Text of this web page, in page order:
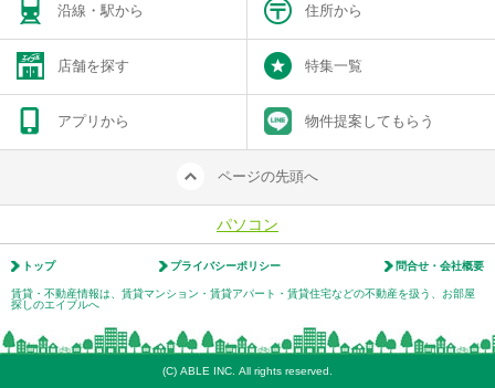
沿線・駅から 住所から
店舗を探す 特集一覧
アプリから 物件提案してもらう
ページの先頭へ
パソコン
トップ プライバシーポリシー 問合せ・会社概要
賃貸・不動産情報は、賃貸マンション・賃貸アパート・賃貸住宅などの不動産を扱う、お部屋
探しのエイブルへ
(C) ABLE INC. All rights reserved.